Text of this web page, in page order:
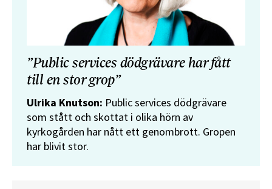
”Public services dödgrävare har fått
till en stor grop”
Ulrika Knutson: Public services dödgrävare
som stått och skottat i olika hörn av
kyrkogården har nått ett genombrott. Gropen
har blivit stor.